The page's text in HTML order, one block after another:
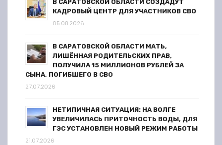
В САРАТОВСКОЙ ОБЛАСТИ СОЗДАДУТ
КАДРОВЫЙ ЦЕНТР ДЛЯ УЧАСТНИКОВ СВО
05.08.2026
В САРАТОВСКОЙ ОБЛАСТИ МАТЬ,
ЛИШЁННАЯ РОДИТЕЛЬСКИХ ПРАВ,
ПОЛУЧИЛА 15 МИЛЛИОНОВ РУБЛЕЙ ЗА
СЫНА, ПОГИБШЕГО В СВО
27.07.2026
НЕТИПИЧНАЯ СИТУАЦИЯ: НА ВОЛГЕ
УВЕЛИЧИЛАСЬ ПРИТОЧНОСТЬ ВОДЫ, ДЛЯ
ГЭС УСТАНОВЛЕН НОВЫЙ РЕЖИМ РАБОТЫ
21.07.2026